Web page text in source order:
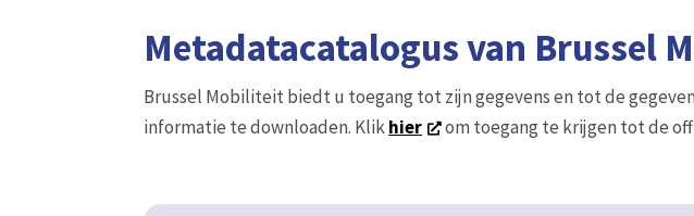
Metadatacatalogus van Brussel
Brussel Mobiliteit biedt u toegang tot zijn gegevens en tot de
informatie te downloaden. Klikhier om toegang te krijgen tot de